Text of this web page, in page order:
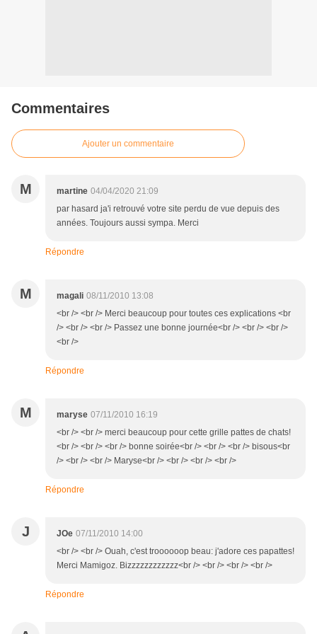
Commentaires
Ajouter un commentaire
M martine 04/04/2020 21:09
par hasard ja'i retrouvé votre site perdu de vue depuis des
années. Toujours aussi sympa. Merci
Répondre
M magali 08/11/2010 13:08
<br /> <br /> Merci beaucoup pour toutes ces explications <br
/> <br /> <br /> Passez une bonne journée<br /> <br /> <br />
<br />
Répondre
M maryse 07/11/2010 16:19
<br /> <br /> merci beaucoup pour cette grille pattes de chats!
<br /> <br /> <br /> bonne soirée<br /> <br /> <br /> bisous<br
/> <br /> <br /> Maryse<br /> <br /> <br /> <br />
Répondre
J JOe 07/11/2010 14:00
<br /> <br /> Ouah, c'est troooooop beau: j'adore ces papattes!
Merci Mamigoz. Bizzzzzzzzzzzz<br /> <br /> <br /> <br />
Répondre